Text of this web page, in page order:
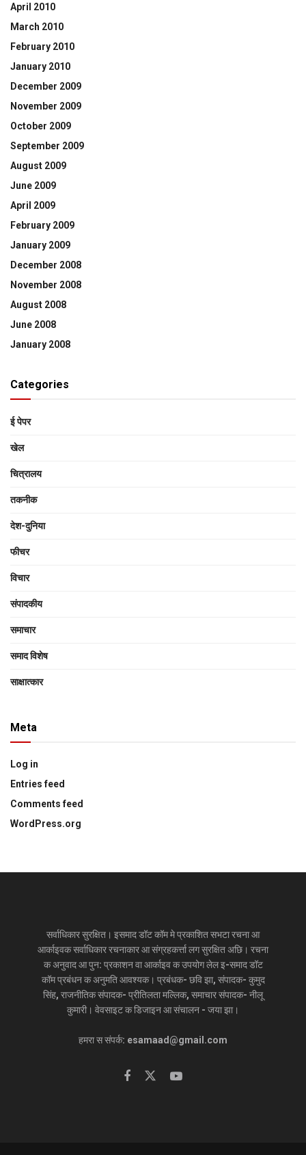
April 2010
March 2010
February 2010
January 2010
December 2009
November 2009
October 2009
September 2009
August 2009
June 2009
April 2009
February 2009
January 2009
December 2008
November 2008
August 2008
June 2008
January 2008
Categories
ई पेपर
खेल
चित्रालय
तकनीक
देश-दुनिया
फीचर
विचार
संपादकीय
समाचार
समाद विशेष
साक्षात्‍कार
Meta
Log in
Entries feed
Comments feed
WordPress.org
सर्वाधिकार सुरक्षित। इसमाद डॉट कॉम मे प्रकाशित सभटा रचना आ
आर्काइवक सर्वाधिकार रचनाकार आ संग्रहकर्त्ता लग सुरक्षित अछि। रचना
क अनुवाद आ पुन: प्रकाशन वा आर्काइव क उपयोग लेल इ-समाद डॉट
कॉम प्रबंधन क अनुमति आवश्यक। प्रबंधक- छवि झा, संपादक- कुमुद
सिंह, राजनीतिक संपादक- प्रीतिलता मल्लिक, समाचार संपादक- नीलू
कुमारी। वेवसाइट क डिजाइन आ संचालन - जया झा।
हमरा स संपर्क: esamaad@gmail.com